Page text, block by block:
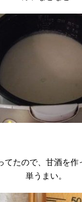
てたので、甘酒を作
単うまい。